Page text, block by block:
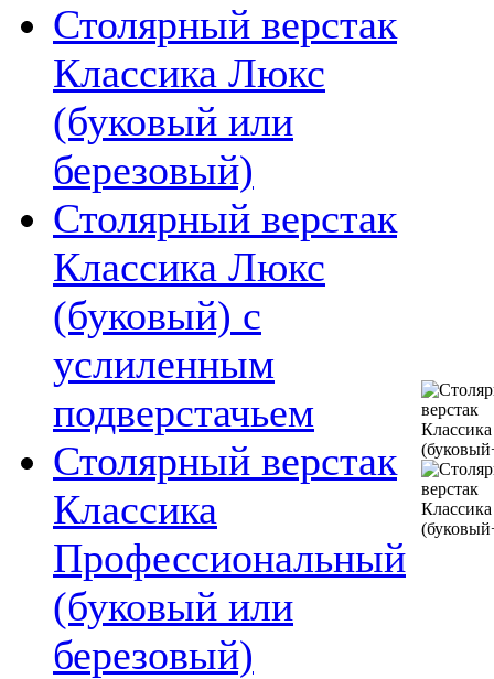
Столярный верстак
Классика Люкс
(буковый или
березовый)
Столярный верстак
Классика Люкс
(буковый) с
услиленным
подверстачьем
Столярный верстак
Классика
Профессиональный
(буковый или
березовый)